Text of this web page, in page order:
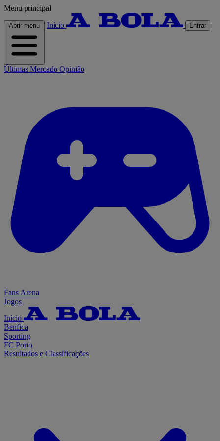
Menu principal
Abrir menu Início Entrar
Últimas Mercado Opinião
Fans Arena
Jogos
Início
Benfica
Sporting
FC Porto
Resultados e Classificações